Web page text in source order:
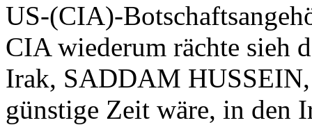
US-(CIA)-
CIA wiederum rächte sieh
Irak, SADDAM HUSSEIN,
günstige Zeit wäre, in den